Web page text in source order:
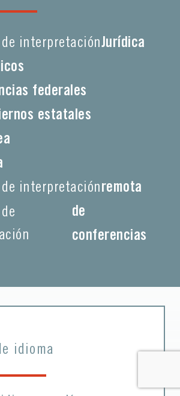
interpretaciónJurídica
federales
estatales
interpretaciónremota
de
conferencias
idioma